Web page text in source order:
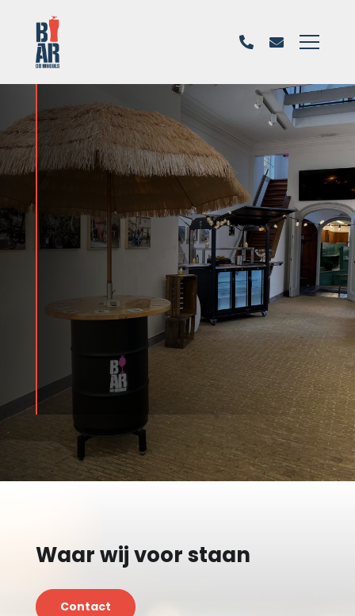
Bar on wheels
Catering voor
evenementen
Waddinxveen:
de smaakmaker
voor jouw feest
Waar wij voor staan
Contact